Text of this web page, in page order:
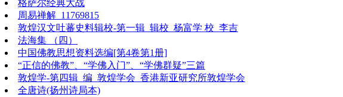
格萨尔经典大战
周易禅解_11769815
敦煌汉文吐蕃史料辑校-第一辑_辑校_杨富学 校_李吉
法海集 （四）
中国佛教思想资料选编[第4卷第1册]
“正信的佛教”、“学佛入门”、“学佛群疑”三篇
敦煌学-第四辑_编_敦煌学会_香港新亚研究所敦煌学会
全唐诗(扬州诗局本)